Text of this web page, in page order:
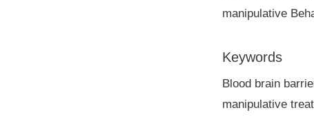
manipulative
Keywords
Blood brain
manipulative